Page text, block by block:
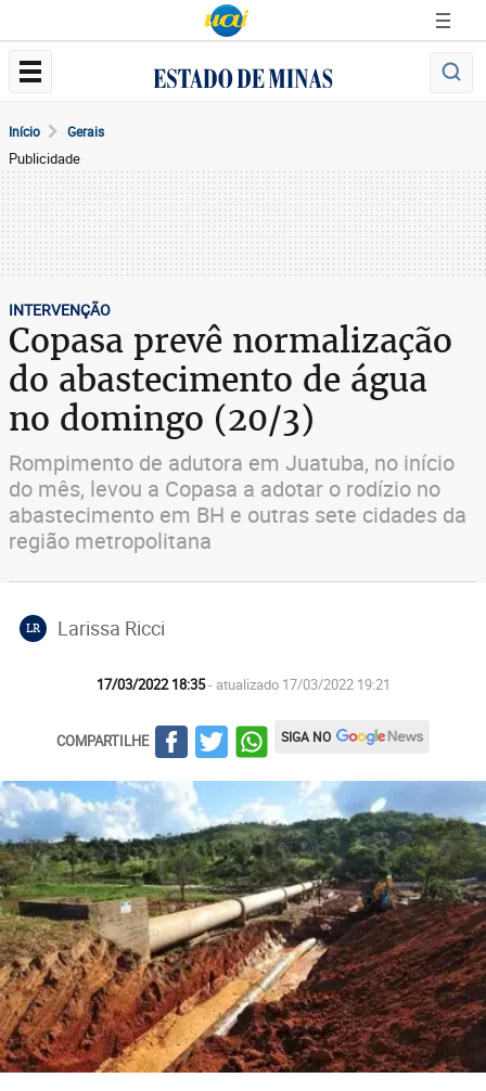
Início Gerais
Publicidade
INTERVENÇÃO
Copasa prevê normalização
do abastecimento de água
no domingo (20/3)
Rompimento de adutora em Juatuba, no início
do mês, levou a Copasa a adotar o rodízio no
abastecimento em BH e outras sete cidades da
região metropolitana
LR Larissa Ricci
17/03/2022 18:35- atualizado 17/03/2022 19:21
COMPARTILHE SIGA NO